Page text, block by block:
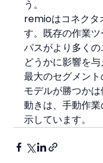
う。
remioはコネクタ
す。既存の作業
パスがより多く
どうかに影響を与
最大のセグメン
モデルが勝つか
動きは、手動作
示しています。